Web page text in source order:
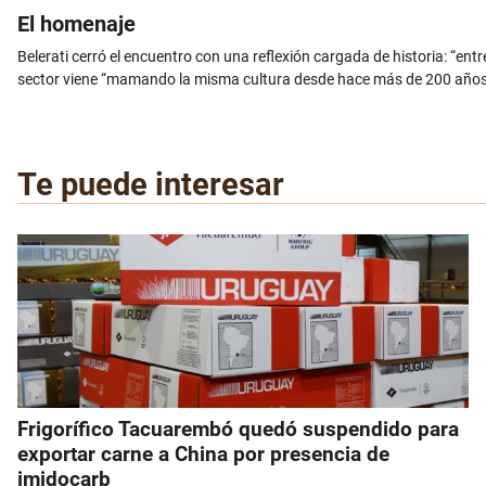
El homenaje
Belerati cerró el encuentro con una reflexión cargada de historia:
sector viene “mamando la misma cultura desde hace más de 200
Te puede interesar
Frigorífico Tacuarembó quedó suspendido para
exportar carne a China por presencia de
imidocarb